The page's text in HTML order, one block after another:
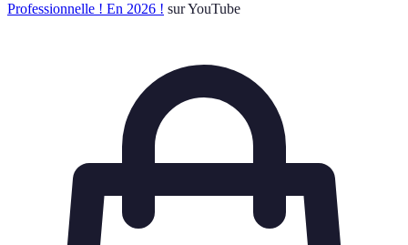
Professionnelle ! En 2026 ! sur YouTube